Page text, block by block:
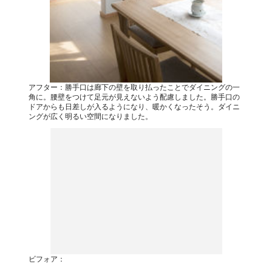
アフター：勝手口は廊下の壁を取り払ったことでダイニングの一
角に。腰壁をつけて足元が見えないよう配慮しました。勝手口の
ドアからも日差しが入るようになり、暖かくなったそう。ダイニ
ングが広く明るい空間になりました。
ビフォア：